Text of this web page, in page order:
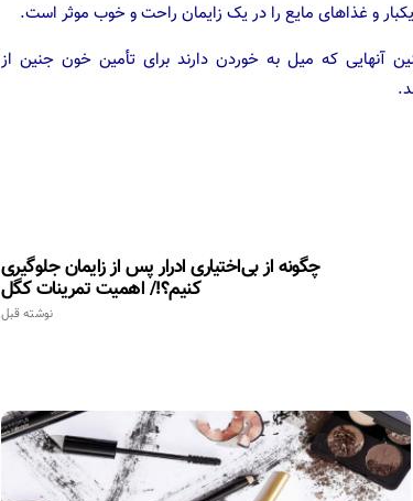
آنهایی که میل به خوردن دارند برای تأمین خون جنین از
چگونه از بی‌اختیاری ادرار پس از زایمان جلوگیری
کنیم؟!/ اهمیت تمرینات کگل
نوشته قبل